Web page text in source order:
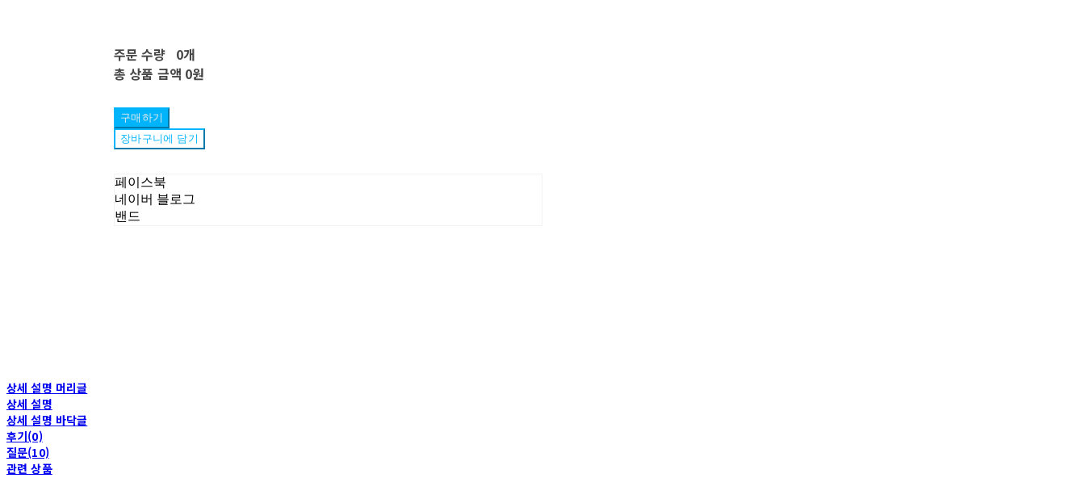
주문 수량 0개
총 상품 금액 0원
구매하기
장바구니에 담기
페이스북
네이버 블로그
밴드
상세 설명 머리글
상세 설명
상세 설명 바닥글
후기(0)
질문(10)
관련 상품